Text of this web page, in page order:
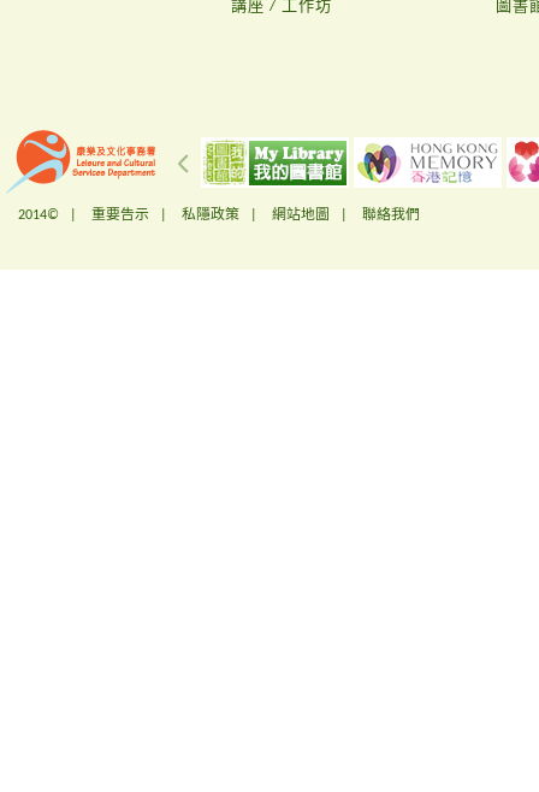
講座 / 工作坊
圖書
2014© | 重要告示 私隱政策 網站地圖 聯絡我們